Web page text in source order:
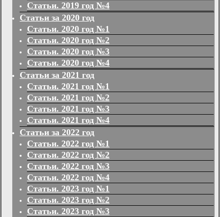
Статьи. 2019 год №4
Статьи за 2020 год
Статьи. 2020 год №1
Статьи. 2020 год №2
Статьи. 2020 год №3
Статьи. 2020 год №4
Статьи за 2021 год
Статьи. 2021 год №1
Статьи. 2021 год №2
Статьи. 2021 год №3
Статьи. 2021 год №4
Статьи за 2022 год
Статьи. 2022 год №1
Статьи. 2022 год №2
Статьи. 2022 год №3
Статьи. 2022 год №4
Статьи. 2023 год №1
Статьи. 2023 год №2
Статьи. 2023 год №3